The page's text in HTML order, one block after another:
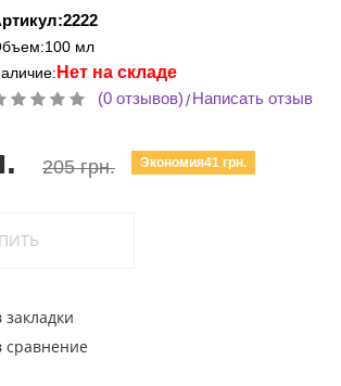
мл
Нет на складе
(0 отзывов)/Написать отзыв
205 грн. Экономия41 грн.
сравнение